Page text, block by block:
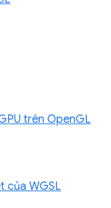
trên OpenGL
của WGSL